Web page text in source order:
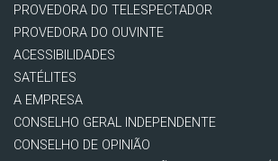
PROVEDORA DO TELESPECTADOR
PROVEDORA DO OUVINTE
ACESSIBILIDADES
SATÉLITES
A EMPRESA
CONSELHO GERAL INDEPENDENTE
CONSELHO DE OPINIÃO